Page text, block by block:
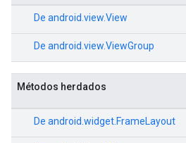
De android.view.View
De android.view.ViewGroup
Métodos herdados
De android.widget.FrameLayout